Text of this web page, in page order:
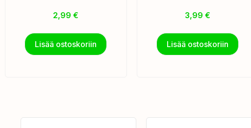
2,99€
Lisää ostoskoriin
3,99€
Lisää ostoskoriin